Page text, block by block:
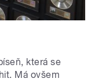
která se
Má ovšem